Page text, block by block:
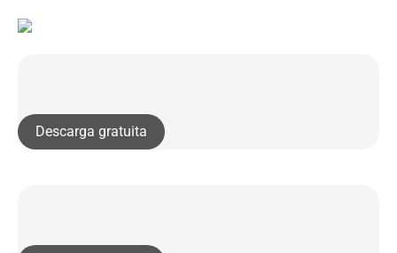
Descarga gratuita